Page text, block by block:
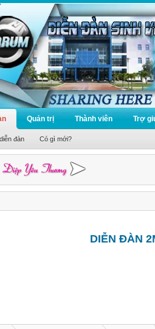
đàn Có gì mới?
Quản trị Thành viên Trợ
DIỄN ĐÀN